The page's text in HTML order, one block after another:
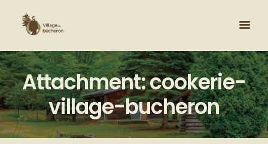
Attachment: cookerie-
village-bucheron